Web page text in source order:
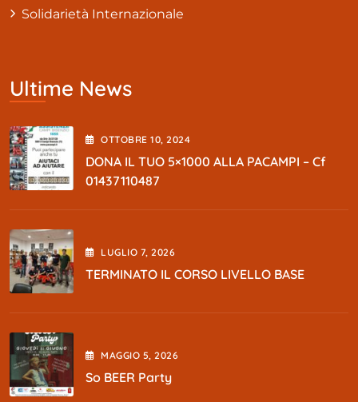
Solidarietà Internazionale
Ultime News
OTTOBRE10, 2024
DONA IL TUO 5×1000 ALLA PACAMPI – Cf
01437110487
LUGLIO 7, 2026
TERMINATO IL CORSO LIVELLO BASE
MAGGIO 5, 2026
So BEER Party